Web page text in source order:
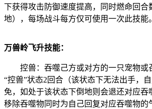
下获得攻击防御速度提高，同时燃命回合
地），每场战斗每方仅可使用一次此技能。
万兽岭飞升技能：
控兽：吞噬己方或对方的一只宠物或
“控兽”状态2回合（该状态下无法出手，
免，如处于该状态下倒地则会退还对应吞
移除吞噬物同时为自己回复对应吞噬物的